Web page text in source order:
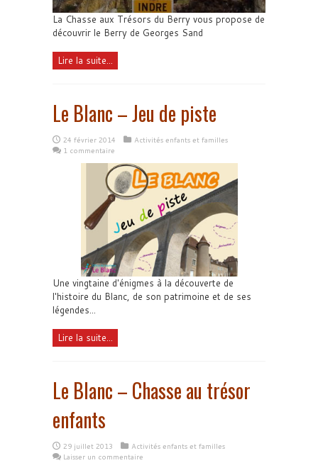
La Chasse aux Trésors du Berry vous propose de
découvrir le Berry de Georges Sand
Lire la suite...
Le Blanc – Jeu de piste
24 février 2014
Activités enfants et familles
1 commentaire
Une vingtaine d'énigmes à la découverte de
l'histoire du Blanc, de son patrimoine et de ses
légendes...
Lire la suite...
Le Blanc – Chasse au trésor
enfants
29 juillet 2013
Activités enfants et familles
Laisser un commentaire